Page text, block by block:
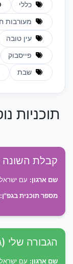
כללי
מעורבות
עין טובה
פייסבוק
שבת
תוכניות
קבלת השונה
שם ארגון: עם
מספר תוכנית בגפ"ן:
הגבורה שלי
שם ארגון: עם